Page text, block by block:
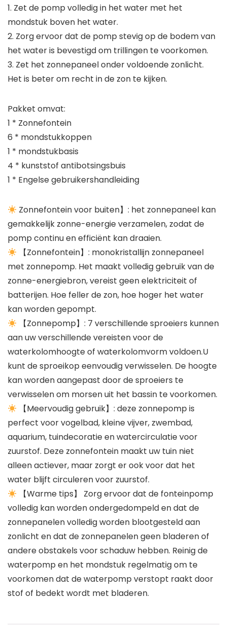
1. Zet de pomp volledig in het water met het
mondstuk boven het water.
2. Zorg ervoor dat de pomp stevig op de bodem van
het water is bevestigd om trillingen te voorkomen.
3. Zet het zonnepaneel onder voldoende zonlicht.
Het is beter om recht in de zon te kijken.
Pakket omvat:
1 * Zonnefontein
6 * mondstukkoppen
1 * mondstukbasis
4 * kunststof antibotsingsbuis
1 * Engelse gebruikershandleiding
Zonnefontein voor buiten】: het zonnepaneel kan
gemakkelijk zonne-energie verzamelen, zodat de
pomp continu en efficiënt kan draaien.
【Zonnefontein】: monokristallijn zonnepaneel
met zonnepomp. Het maakt volledig gebruik van de
zonne-energiebron, vereist geen elektriciteit of
batterijen. Hoe feller de zon, hoe hoger het water
kan worden gepompt.
【Zonnepomp】: 7 verschillende sproeiers kunnen
aan uw verschillende vereisten voor de
waterkolomhoogte of waterkolomvorm voldoen.U
kunt de sproeikop eenvoudig verwisselen. De hoogte
kan worden aangepast door de sproeiers te
verwisselen om morsen uit het bassin te voorkomen.
【Meervoudig gebruik】: deze zonnepomp is
perfect voor vogelbad, kleine vijver, zwembad,
aquarium, tuindecoratie en watercirculatie voor
zuurstof. Deze zonnefontein maakt uw tuin niet
alleen actiever, maar zorgt er ook voor dat het
water blijft circuleren voor zuurstof.
【Warme tips】 Zorg ervoor dat de fonteinpomp
volledig kan worden ondergedompeld en dat de
zonnepanelen volledig worden blootgesteld aan
zonlicht en dat de zonnepanelen geen bladeren of
andere obstakels voor schaduw hebben. Reinig de
waterpomp en het mondstuk regelmatig om te
voorkomen dat de waterpomp verstopt raakt door
stof of bedekt wordt met bladeren.